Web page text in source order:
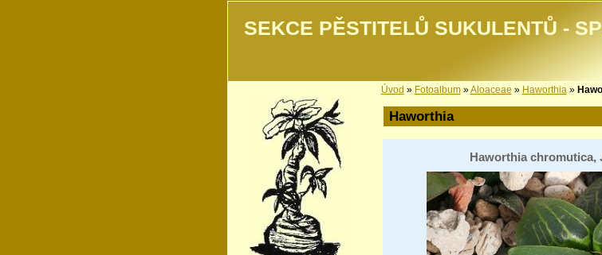
SEKCE PĚSTITELŮ SUKULENTŮ -
Úvod » Fotoalbum»Aloaceae » Haworthia»
Haworthia
Haworthia chromutica,